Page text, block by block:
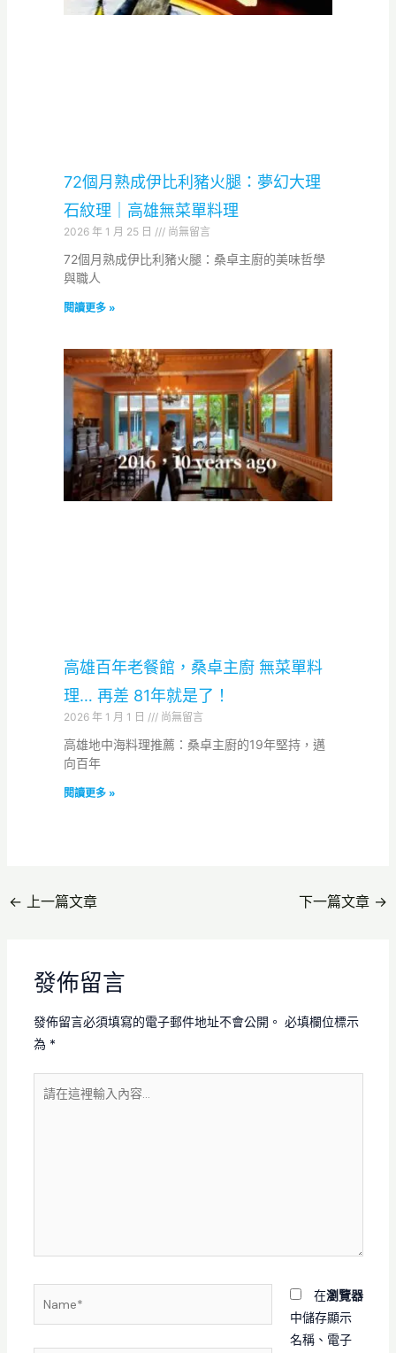
72個月熟成伊比利豬火腿：夢幻大理
石紋理｜高雄無菜單料理
2026 年 1 月 25 日 尚無留言
72個月熟成伊比利豬火腿：桑卓主廚的美味哲學
與職人
閱讀更多 »
高雄百年老餐館，桑卓主廚 無菜單料
理… 再差 81年就是了！
2026 年 1 月 1 日 尚無留言
高雄地中海料理推薦：桑卓主廚的19年堅持，邁
向百年
閱讀更多 »
← 上一篇文章 下一篇文章 →
發佈留言
發佈留言必須填寫的電子郵件地址不會公開。 必填欄位標示
為 *
在瀏覽器
中儲存顯示
名稱、電子